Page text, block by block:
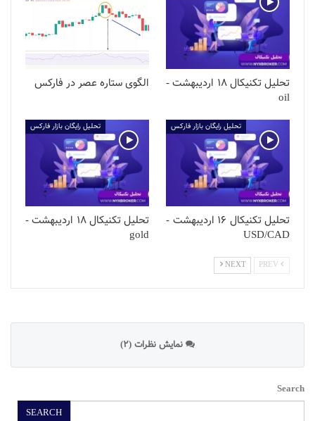
الگوی ستاره عصر در فارکس
تحلیل تکنیکال 18 اردیبهشت -
oil
تحلیل رایگان بازار فارکس
تحلیل تکنیکال 18 اردیبهشت -
gold
تحلیل رایگان بازار فارکس
تحلیل تکنیکال 16 اردیبهشت -
USD/CAD
NEXT
نمایش نظرات (2)
Search
SEARCH